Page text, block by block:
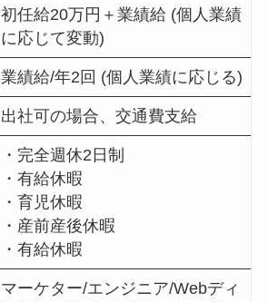
初任給20万円＋業績給 (個人業績
に応じて変動)
業績給/年2回 (個人業績に応じる)
出社可の場合、交通費支給
・完全週休2日制
・有給休暇
・育児休暇
・産前産後休暇
・有給休暇
マーケター/エンジニア/Webディ